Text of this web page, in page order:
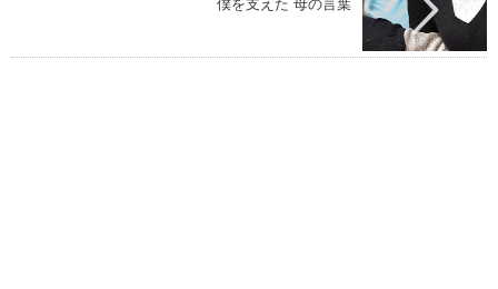
僕を支えた 母の言葉